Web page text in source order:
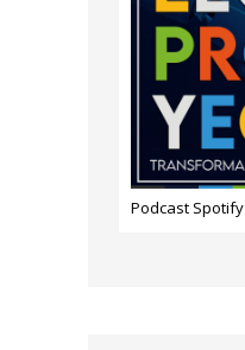
Podcast Spotify